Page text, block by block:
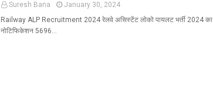
Suresh Bana
January 30, 2024
Railway ALP Recruitment 2024 रेलवे असिस्टेंट लोको पायलट भर्ती 2024 का
नोटिफिकेशन 5696…